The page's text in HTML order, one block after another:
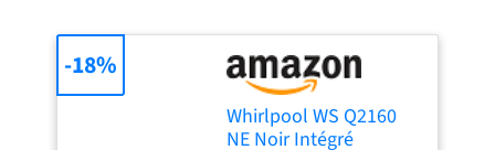
Whirlpool WS Q2160
NE Noir Intégré
-18%